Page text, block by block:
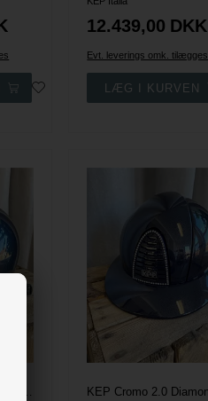
12.439,00 DKK
Evt. leverings omk. tilægges
KEP Cromo 2.0 Shine Blue - Sort textile front & bag m. Chrome vent.